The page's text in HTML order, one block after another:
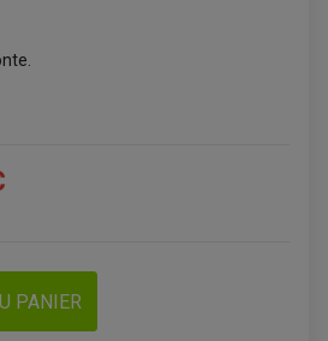
PANIER